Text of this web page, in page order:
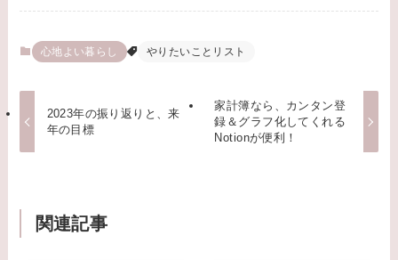
心地よい暮らし やりたいことリスト
2023年の振り返りと、来
年の目標
家計簿なら、カンタン登
録＆グラフ化してくれる
Notionが便利！
関連記事